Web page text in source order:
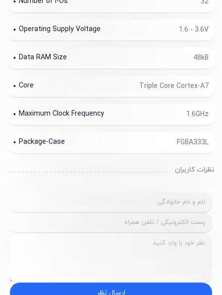
1.6 - 3.6V
Operating Supply Voltage
48kB
Data RAM Size
Triple Core Cortex-A7
Core
1.6GHz
Maximum Clock Frequency
FGBA333L
Package-Case
نظرات کاربران
ارسال نظر